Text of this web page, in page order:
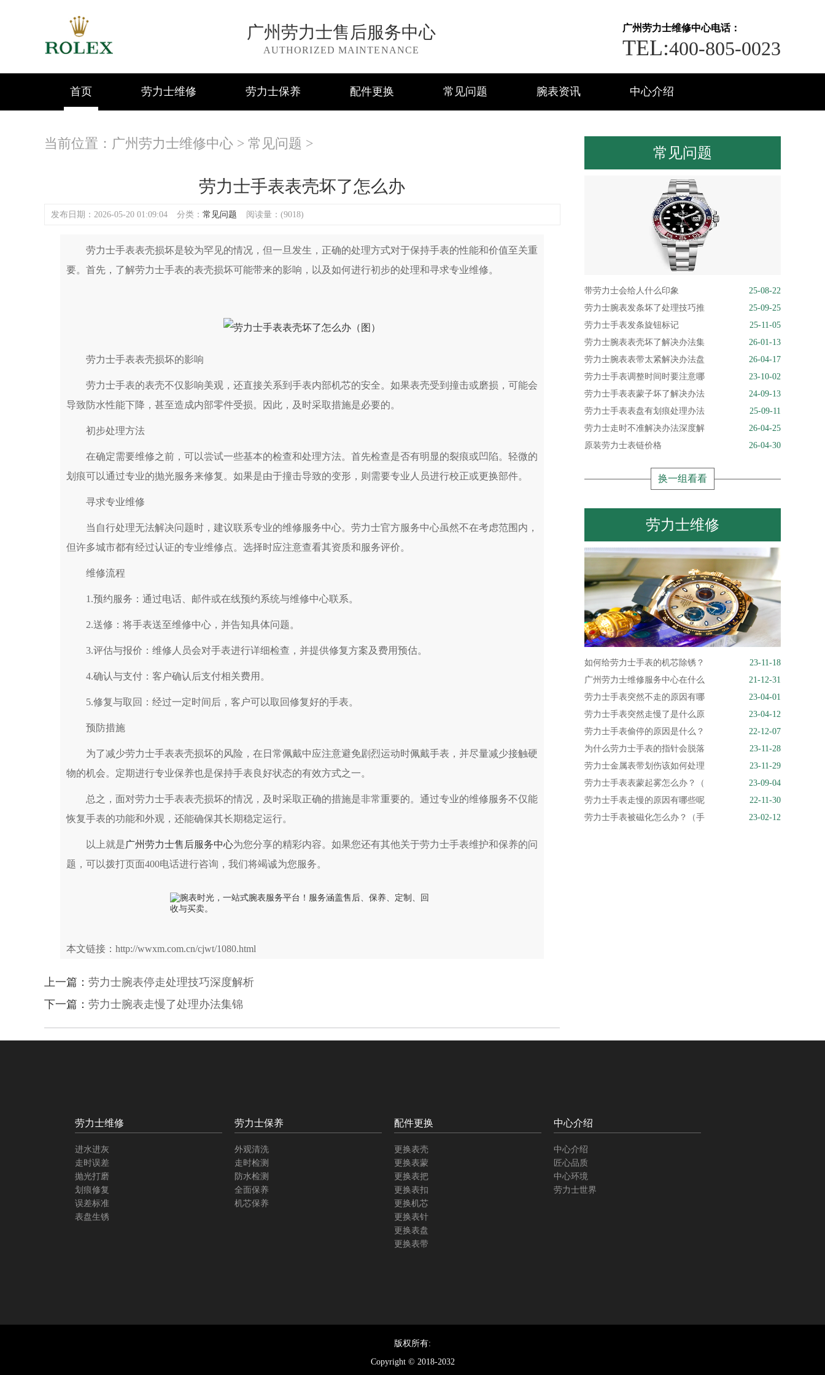
广州劳力士售后服务中心
AUTHORIZED MAINTENANCE
广州劳力士维修中心电话：
TEL:400-805-0023
首页 劳力士维修 劳力士保养 配件更换 常见问题 腕表资讯 中心介绍
当前位置： 广州劳力士维修中心 > 常见问题 >
劳力士手表表壳坏了怎么办
发布日期：2026-05-20 01:09:04 分类： 常见问题 阅读量：(9018)
劳力士手表表壳损坏是较为罕见的情况，但一旦发生，正确的处理方式对于保持手表的性能和价值至关重
要。首先，了解劳力士手表的表壳损坏可能带来的影响，以及如何进行初步的处理和寻求专业维修。
劳力士手表表壳损坏的影响
劳力士手表的表壳不仅影响美观，还直接关系到手表内部机芯的安全。如果表壳受到撞击或磨损，可能会
导致防水性能下降，甚至造成内部零件受损。因此，及时采取措施是必要的。
初步处理方法
在确定需要维修之前，可以尝试一些基本的检查和处理方法。首先检查是否有明显的裂痕或凹陷。轻微的
划痕可以通过专业的抛光服务来修复。如果是由于撞击导致的变形，则需要专业人员进行校正或更换部件。
寻求专业维修
当自行处理无法解决问题时，建议联系专业的维修服务中心。劳力士官方服务中心虽然不在考虑范围内，
但许多城市都有经过认证的专业维修点。选择时应注意查看其资质和服务评价。
维修流程
1.预约服务：通过电话、邮件或在线预约系统与维修中心联系。
2.送修：将手表送至维修中心，并告知具体问题。
3.评估与报价：维修人员会对手表进行详细检查，并提供修复方案及费用预估。
4.确认与支付：客户确认后支付相关费用。
5.修复与取回：经过一定时间后，客户可以取回修复好的手表。
预防措施
为了减少劳力士手表表壳损坏的风险，在日常佩戴中应注意避免剧烈运动时佩戴手表，并尽量减少接触硬
物的机会。定期进行专业保养也是保持手表良好状态的有效方式之一。
总之，面对劳力士手表表壳损坏的情况，及时采取正确的措施是非常重要的。通过专业的维修服务不仅能
恢复手表的功能和外观，还能确保其长期稳定运行。
以上就是广州劳力士售后服务中心为您分享的精彩内容。如果您还有其他关于劳力士手表维护和保养的问
题，可以拨打页面400电话进行咨询，我们将竭诚为您服务。
本文链接：http://wwxm.com.cn/cjwt/1080.html
上一篇： 劳力士腕表停走处理技巧深度解析
下一篇： 劳力士腕表走慢了处理办法集锦
常见问题
带劳力士会给人什么印象
25-08-22
劳力士腕表发条坏了处理技巧推
25-09-25
劳力士手表发条旋钮标记
25-11-05
劳力士腕表表壳坏了解决办法集
26-01-13
劳力士腕表表带太紧解决办法盘
26-04-17
劳力士手表调整时间时要注意哪
23-10-02
劳力士手表表蒙子坏了解决办法
24-09-13
劳力士手表表盘有划痕处理办法
25-09-11
劳力士走时不准解决办法深度解
26-04-25
原装劳力士表链价格
26-04-30
换一组看看
劳力士维修
如何给劳力士手表的机芯除锈？
23-11-18
广州劳力士维修服务中心在什么
21-12-31
劳力士手表突然不走的原因有哪
23-04-01
劳力士手表突然走慢了是什么原
23-04-12
劳力士手表偷停的原因是什么？
22-12-07
为什么劳力士手表的指针会脱落
23-11-28
劳力士金属表带划伤该如何处理
23-11-29
劳力士手表表蒙起雾怎么办？（
23-09-04
劳力士手表走慢的原因有哪些呢
22-11-30
劳力士手表被磁化怎么办？（手
23-02-12
劳力士维修
进水进灰
走时误差
抛光打磨
划痕修复
误差标准
表盘生锈
劳力士保养
外观清洗
走时检测
防水检测
全面保养
机芯保养
配件更换
更换表壳
更换表蒙
更换表把
更换表扣
更换机芯
更换表针
更换表盘
更换表带
中心介绍
中心介绍
匠心品质
中心环境
劳力士世界
版权所有:
Copyright © 2018-2032